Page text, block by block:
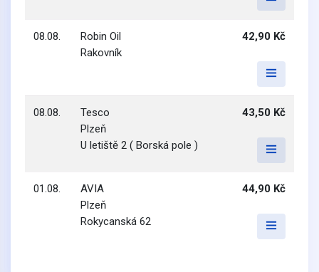
08.08.
Robin Oil
Rakovník
42,90 Kč
08.08.
Tesco
Plzeň
U letiště 2 ( Borská pole )
43,50 Kč
01.08.
AVIA
Plzeň
Rokycanská 62
44,90 Kč